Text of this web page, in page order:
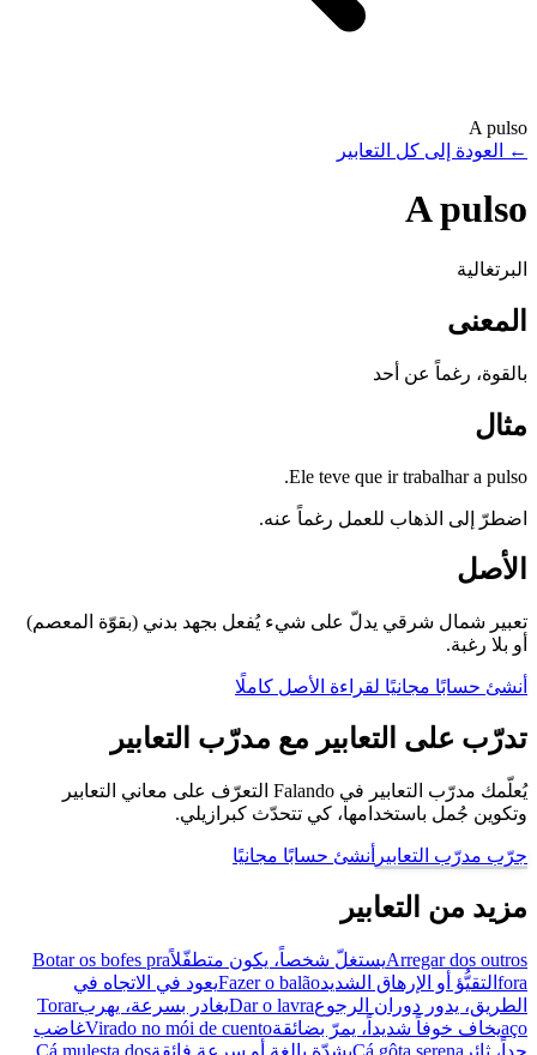
A pulso
←
العودة إلى كل التعابير
A pulso
البرتغالية
المعنى
بالقوة، رغماً عن أحد
مثال
Ele teve que ir trabalhar a pulso.
اضطرّ إلى الذهاب للعمل رغماً عنه.
الأصل
تعبير شمال شرقي يدلّ على شيء يُفعل بجهد بدني (بقوّة المعصم)
أو بلا رغبة.
أنشئ حسابًا مجانيًا لقراءة الأصل كاملًا
تدرّب على التعابير مع مدرّب التعابير
يُعلّمك مدرّب التعابير في Falando التعرّف على معاني التعابير
وتكوين جُمل باستخدامها، كي تتحدّث كبرازيلي.
جرّب مدرّب التعابير أنشئ حسابًا مجانيًا
مزيد من التعابير
Arregar dos outrosيستغلّ شخصاً، يكون متطفّلاًBotar os bofes pra
fora التقيُّؤ أو الإرهاق الشديدFazer o balãoيعود في الاتجاه في
الطريق، يدور دوران الرجوعDar o lavraيغادر بسرعة، يهربTorar
açoيخاف خوفاً شديداً، يمرّ بضائقةVirado no mói de cuentoغاضب
جداً، ثائر Cá gôta serenaبشدّة بالغة أو سرعة فائقةCá mulesta dos